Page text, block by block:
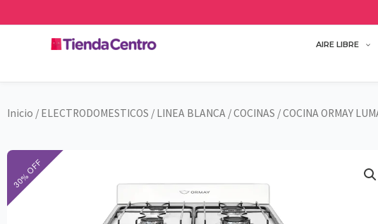
al
contenido
AIRE LIBRE
Inicio / ELECTRODOMESTICOS / LINEA BLANCA /COCINAS / COCINA ORMAY